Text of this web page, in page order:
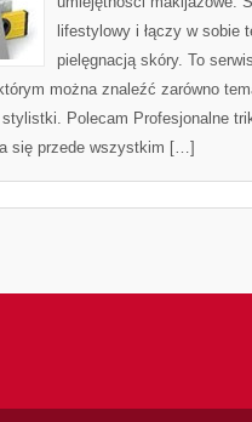
lifestylowy i łączy w sobie
pielęgnacją skóry. To
można znaleźć zarówno
Polecam Profesjonalne
się przede wszystkim […]